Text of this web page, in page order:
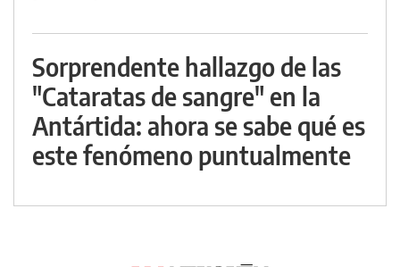
Sorprendente hallazgo de las
"Cataratas de sangre" en la
Antártida: ahora se sabe qué es
este fenómeno puntualmente